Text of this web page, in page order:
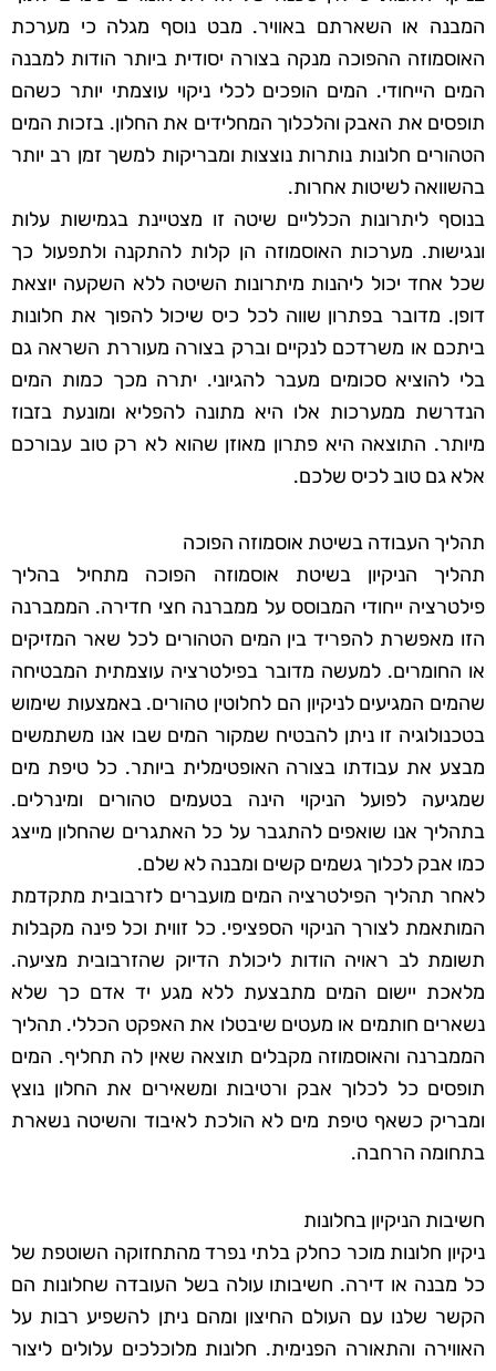
המבנה או השארתם באוויר. מבט נוסף מגלה כי מערכת
האוסמוזה ההפוכה מנקה בצורה יסודית ביותר הודות למבנה
המים הייחודי. המים הופכים לכלי ניקוי עוצמתי יותר כשהם
תופסים את האבק והלכלוך המחלידים את החלון. בזכות המים
הטהורים חלונות נותרות נוצצות ומבריקות למשך זמן רב יותר
בהשוואה לשיטות אחרות.
בנוסף ליתרונות הכלליים שיטה זו מצטיינת בגמישות עלות
ונגישות. מערכות האוסמוזה הן קלות להתקנה ולתפעול כך
שכל אחד יכול ליהנות מיתרונות השיטה ללא השקעה יוצאת
דופן. מדובר בפתרון שווה לכל כיס שיכול להפוך את חלונות
ביתכם או משרדכם לנקיים וברק בצורה מעוררת השראה גם
בלי להוציא סכומים מעבר להגיוני. יתרה מכך כמות המים
הנדרשת ממערכות אלו היא מתונה להפליא ומונעת בזבוז
מיותר. התוצאה היא פתרון מאוזן שהוא לא רק טוב עבורכם
אלא גם טוב לכיס שלכם.
תהליך העבודה בשיטת אוסמוזה הפוכה
תהליך הניקיון בשיטת אוסמוזה הפוכה מתחיל בהליך
פילטרציה ייחודי המבוסס על ממברנה חצי חדירה. הממברנה
הזו מאפשרת להפריד בין המים הטהורים לכל שאר המזיקים
או החומרים. למעשה מדובר בפילטרציה עוצמתית המבטיחה
שהמים המגיעים לניקיון הם לחלוטין טהורים. באמצעות שימוש
בטכנולוגיה זו ניתן להבטיח שמקור המים שבו אנו משתמשים
מבצע את עבודתו בצורה האופטימלית ביותר. כל טיפת מים
שמגיעה לפועל הניקוי הינה בטעמים טהורים ומינרלים.
בתהליך אנו שואפים להתגבר על כל האתגרים שהחלון מייצג
כמו אבק לכלוך גשמים קשים ומבנה לא שלם.
לאחר תהליך הפילטרציה המים מועברים לזרבובית מתקדמת
המותאמת לצורך הניקוי הספציפי. כל זווית וכל פינה מקבלות
תשומת לב ראויה הודות ליכולת הדיוק שהזרבובית מציעה.
מלאכת יישום המים מתבצעת ללא מגע יד אדם כך שלא
נשארים חותמים או מעטים שיבטלו את האפקט הכללי. תהליך
הממברנה והאוסמוזה מקבלים תוצאה שאין לה תחליף. המים
תופסים כל לכלוך אבק ורטיבות ומשאירים את החלון נוצץ
ומבריק כשאף טיפת מים לא הולכת לאיבוד והשיטה נשארת
בתחומה הרחבה.
חשיבות הניקיון בחלונות
ניקיון חלונות מוכר כחלק בלתי נפרד מהתחזוקה השוטפת של
כל מבנה או דירה. חשיבותו עולה בשל העובדה שחלונות הם
הקשר שלנו עם העולם החיצון ומהם ניתן להשפיע רבות על
האווירה והתאורה הפנימית. חלונות מלוכלכים עלולים ליצור